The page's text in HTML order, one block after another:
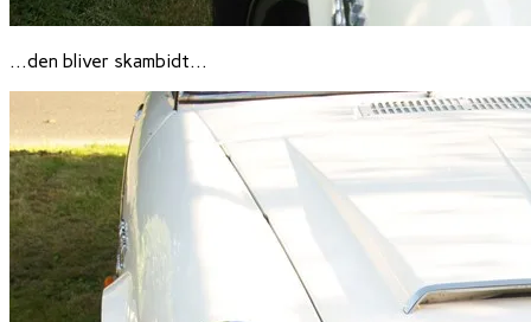
…den bliver skambidt…